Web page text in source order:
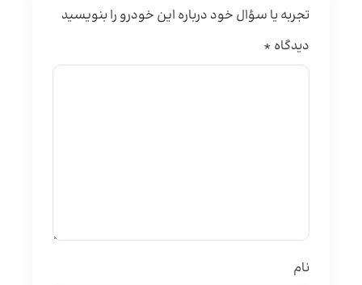
تجربه یا سؤال خود درباره این خودرو را بنویسید
دیدگاه *
نام